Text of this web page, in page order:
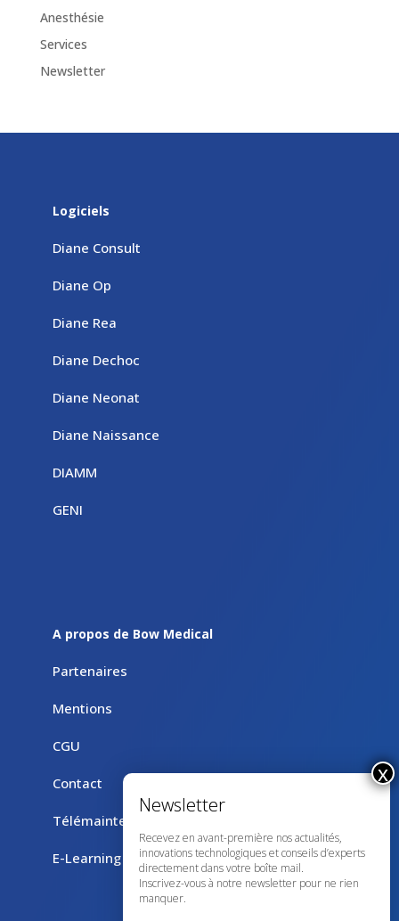
Anesthésie
Services
Newsletter
Logiciels
Diane Consult
Diane Op
Diane Rea
Diane Dechoc
Diane Neonat
Diane Naissance
DIAMM
GENI
A propos de Bow Medical
Partenaires
Mentions
CGU
Contact
Télémaintenance avec TeamViewer
E-Learning
Recevez en avant-première nos actualités,
innovations technologiques et conseils d’experts
directement dans votre boîte mail.
Inscrivez-vous à notre newsletter pour ne rien
manquer.